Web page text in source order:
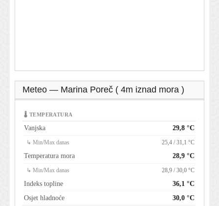
Meteo — Marina Poreč ( 4m iznad mora )
🌡 TEMPERATURA
Vanjska 29,8 °C
↳ Min/Max danas 25,4 / 31,1 °C
Temperatura mora 28,9 °C
↳ Min/Max danas 28,9 / 30,0 °C
Indeks topline
36,1 °C
Osjet hladnoće
30,0 °C